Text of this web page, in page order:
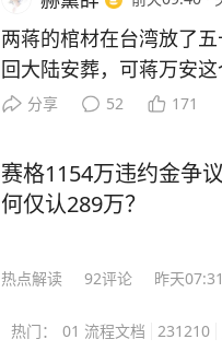
人梦寐以求的机会 ——
考美国耶鲁！ 虽然对美国高考的知识一片空白，但李柘远依旧胸有成竹，他开始翻阅
国内外学霸笔记，归纳总
如，在英语这关难题上
逐步的复习中，李柘远还
多感官刺激记忆把知识点记牢，”主
行高盛；25岁重返校园
是“百年一遇的人才”。 美国学术界为了挽留他更是开出了千万年薪和美国绿卡的诱
两蒋的棺材在台湾放了
回大陆安葬，可蒋万安
盘棋，远不止孝道两个
政治算盘。 他当上台北
岛内公开场合几乎不主
理由是：两蒋既是国民
象征”，提出要改成所谓
葬，等于自己跳进对手
分享 52 171
赛格1154万违约金争
何仅认289万？
热点解读 92评论 昨天07:31
热门： 01 流程文档 231210